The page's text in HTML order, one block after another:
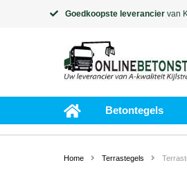
Goedkoopste leverancier van
Betontegels
Home Terrastegels